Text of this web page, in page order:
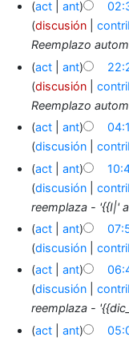
act
ant
discusión
Reemplazo
act
ant
discusión
Reemplazo
act
ant
discusión
act
ant
discusión
reemplaza - '{{I|'
act
ant
discusión
act
ant
discusión
reemplaza -
act
ant